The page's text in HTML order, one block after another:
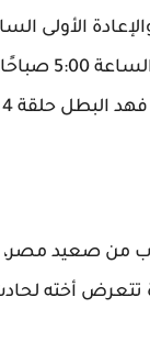
من صعيد مصر،
تتعرض أخته